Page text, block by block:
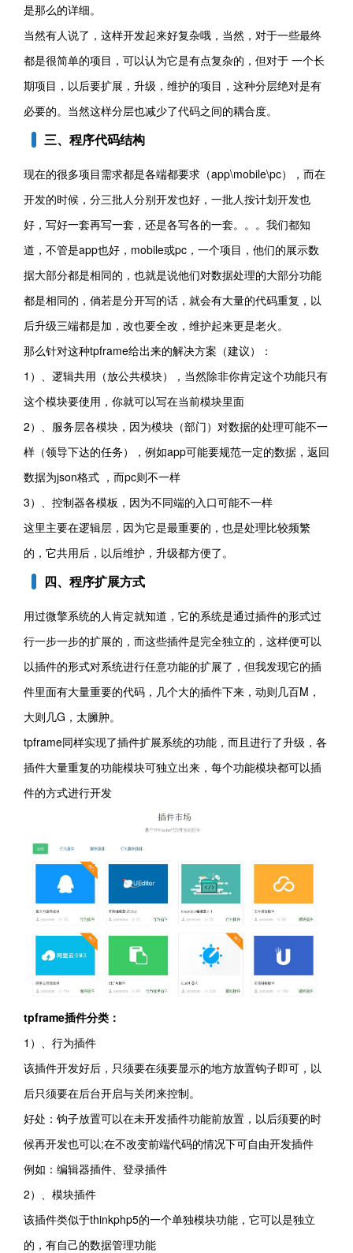
是那么的详细。
当然有人说了，这样开发起来好复杂哦，当然，对于一些最终
都是很简单的项目，可以认为它是有点复杂的，但对于 一个长
期项目，以后要扩展，升级，维护的项目，这种分层绝对是有
必要的。当然这样分层也减少了代码之间的耦合度。
三、程序代码结构
现在的很多项目需求都是各端都要求（app\mobile\pc），而在
开发的时候，分三批人分别开发也好，一批人按计划开发也
好，写好一套再写一套，还是各写各的一套。。。我们都知
道，不管是app也好，mobile或pc，一个项目，他们的展示数
据大部分都是相同的，也就是说他们对数据处理的大部分功能
都是相同的，倘若是分开写的话，就会有大量的代码重复，以
后升级三端都是加，改也要全改，维护起来更是老火。
那么针对这种tpframe给出来的解决方案（建议）：
1）、逻辑共用（放公共模块），当然除非你肯定这个功能只有
这个模块要使用，你就可以写在当前模块里面
2）、服务层各模块，因为模块（部门）对数据的处理可能不一
样（领导下达的任务），例如app可能要规范一定的数据，返回
数据为json格式 ，而pc则不一样
3）、控制器各模板，因为不同端的入口可能不一样
这里主要在逻辑层，因为它是最重要的，也是处理比较频繁
的，它共用后，以后维护，升级都方便了。
四、程序扩展方式
用过微擎系统的人肯定就知道，它的系统是通过插件的形式过
行一步一步的扩展的，而这些插件是完全独立的，这样便可以
以插件的形式对系统进行任意功能的扩展了，但我发现它的插
件里面有大量重要的代码，几个大的插件下来，动则几百M，
大则几G，太臃肿。
tpframe同样实现了插件扩展系统的功能，而且进行了升级，各
插件大量重复的功能模块可独立出来，每个功能模块都可以插
件的方式进行开发
tpframe插件分类：
1）、行为插件
该插件开发好后，只须要在须要显示的地方放置钩子即可，以
后只须要在后台开启与关闭来控制。
好处：钩子放置可以在未开发插件功能前放置，以后须要的时
候再开发也可以;在不改变前端代码的情况下可自由开发插件
例如：编辑器插件、登录插件
2）、模块插件
该插件类似于thinkphp5的一个单独模块功能，它可以是独立
的，有自己的数据管理功能